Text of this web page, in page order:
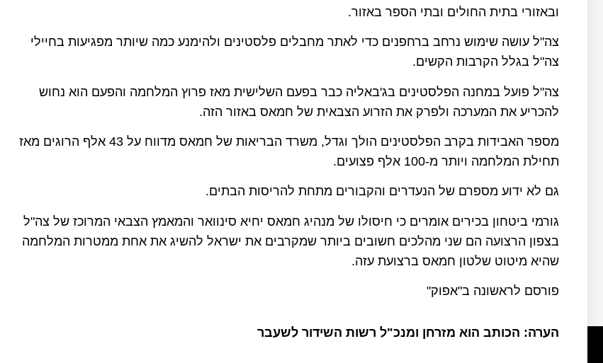
ובאזורי בתית החולים ובתי הספר באזור.
צה"ל עושה שימוש נרחב ברחפנים כדי לאתר מחבלים פלסטינים ולהימנע כמה שיותר מפגיעות בחיילי
צה"ל בגלל הקרבות הקשים.
צה"ל פועל במחנה הפלסטינים בג'באליה כבר בפעם השלישית מאז פרוץ המלחמה והפעם הוא נחוש
להכריע את המערכה ולפרק את הזרוע הצבאית של חמאס באזור הזה.
מספר האבידות בקרב הפלסטינים הולך וגדל, משרד הבריאות של חמאס מדווח על 43 אלף הרוגים מאז
תחילת המלחמה ויותר מ-100 אלף פצועים.
גם לא ידוע מספרם של הנעדרים והקבורים מתחת להריסות הבתים.
גורמי ביטחון בכירים אומרים כי חיסולו של מנהיג חמאס יחיא סינוואר והמאמץ הצבאי המרוכז של צה"ל
בצפון הרצועה הם שני מהלכים חשובים ביותר שמקרבים את ישראל להשיג את אחת ממטרות המלחמה
שהיא מיטוט שלטון חמאס ברצועת עזה.
פורסם לראשונה ב"אפוק"
הערה: הכותב הוא מזרחן ומנכ"ל רשות השידור לשעבר